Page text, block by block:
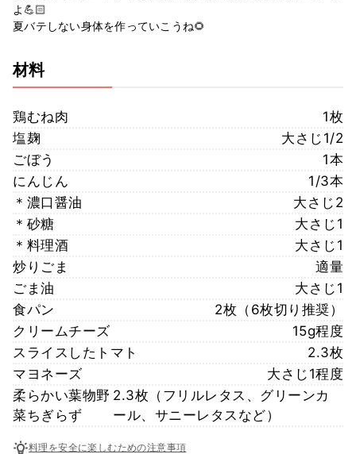
よ💪🏻
夏バテしない身体を作っていこうね🌻
材料
鶏むね肉
1枚
塩麹
大さじ1/2
ごぼう
1本
にんじん
1/3本
＊濃口醤油
大さじ2
＊砂糖
大さじ1
＊料理酒
大さじ1
炒りごま
適量
ごま油
大さじ1
食パン
2枚（6枚切り推奨）
クリームチーズ
15g程度
スライスしたトマト
2.3枚
マヨネーズ
大さじ1程度
柔らかい葉物野
菜ちぎらず
2.3枚（フリルレタス、グリーンカ
ール、サニーレタスなど）
料理を安全に楽しむための注意事項